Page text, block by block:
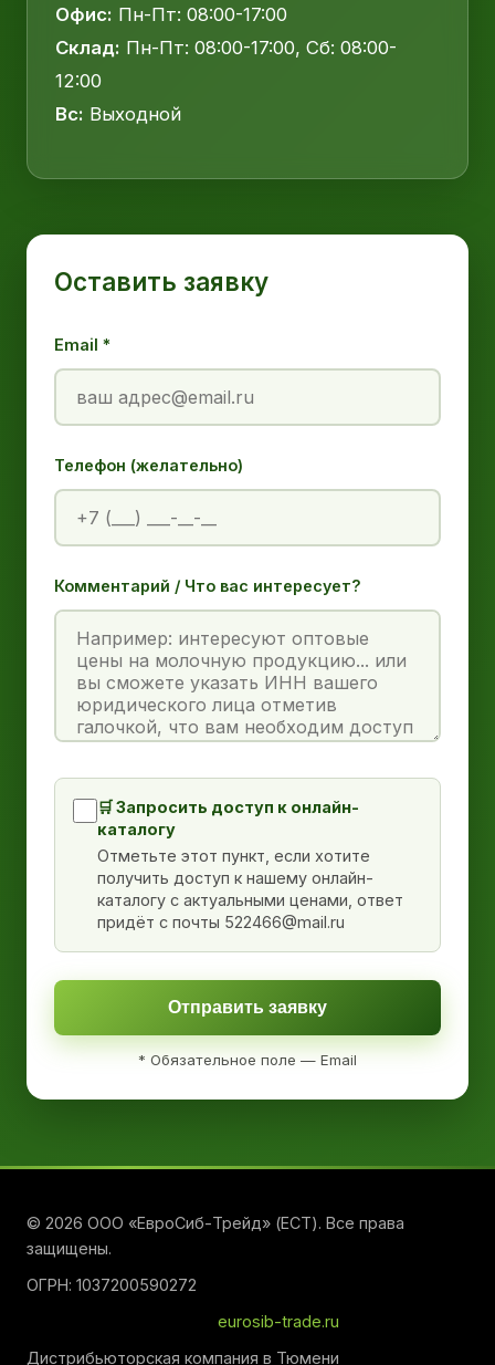
Офис: Пн-Пт: 08:00-17:00
Склад: Пн-Пт: 08:00-17:00, Сб: 08:00-
12:00
Вс: Выходной
Оставить заявку
Email *
Телефон (желательно)
Комментарий / Что вас интересует?
🛒 Запросить доступ к онлайн-
каталогу
Отметьте этот пункт, если хотите
получить доступ к нашему онлайн-
каталогу с актуальными ценами, ответ
придёт с почты 522466@mail.ru
Отправить заявку
* Обязательное поле — Email
© 2026 ООО «ЕвроСиб-Трейд» (ЕСТ). Все права
защищены.
ОГРН: 1037200590272
eurosib-trade.ru
Дистрибьюторская компания в Тюмени